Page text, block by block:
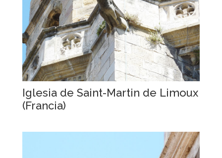
Iglesia de Saint-Martin de Limoux
(Francia)